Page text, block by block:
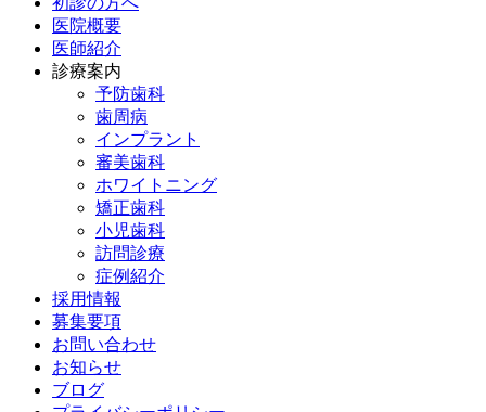
医院概要
医師紹介
診療案内
予防歯科
歯周病
インプラント
審美歯科
ホワイトニング
矯正歯科
小児歯科
訪問診療
症例紹介
採用情報
募集要項
お問い合わせ
お知らせ
ブログ